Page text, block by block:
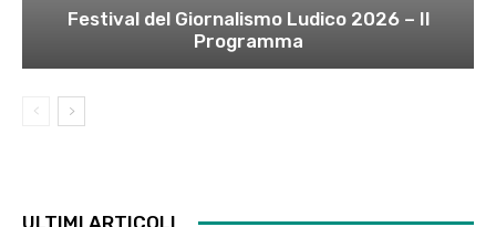
Festival del Giornalismo Ludico 2026 – Il
Programma